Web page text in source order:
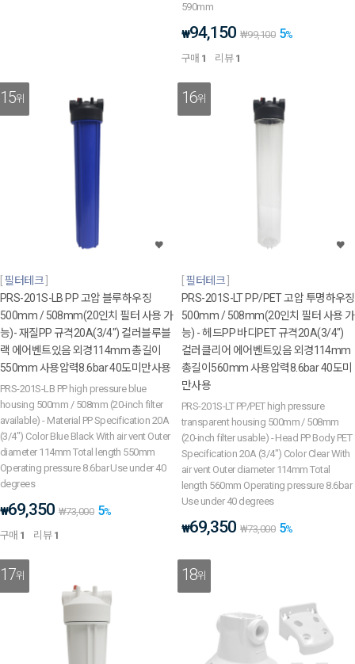
590mm
₩94,150 ₩99,100 5%
구매 1 리뷰 1
15위
필터테크
PRS-201S-LB PP 고압 블루하우징
500mm / 508mm(20인치 필터 사용 가
능)- 재질PP 규격20A(3/4") 컬러블루블
랙 에어벤트있음 외경114mm 총길이
550mm 사용압력8.6bar 40도미만사용
PRS-201S-LB PP high pressure blue
housing 500mm / 508mm (20-inch filter
available) - Material PP Specification 20A
(3/4") Color Blue Black With air vent Outer
diameter 114mm Total length 550mm
Operating pressure 8.6bar Use under 40
degrees
₩69,350 ₩73,000 5%
구매 1 리뷰 1
16위
필터테크
PRS-201S-LT PP/PET 고압 투명하우징
500mm / 508mm(20인치 필터 사용 가
능) - 헤드PP 바디PET 규격20A(3/4")
컬러클리어 에어벤트있음 외경114mm
총길이560mm 사용압력8.6bar 40도미
만사용
PRS-201S-LT PP/PET high pressure
transparent housing 500mm / 508mm
(20-inch filter usable) - Head PP Body PET
Specification 20A (3/4") Color Clear With
air vent Outer diameter 114mm Total
length 560mm Operating pressure 8.6bar
Use under 40 degrees
₩69,350 ₩73,000 5%
17위 18위